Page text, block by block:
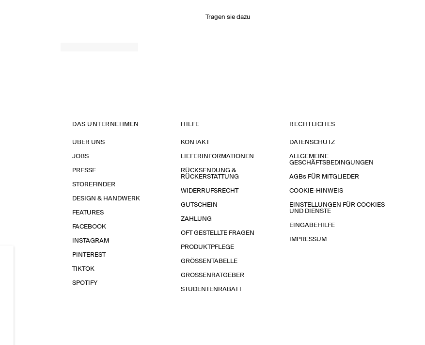
Tragen sie dazu
DAS UNTERNEHMEN
ÜBER UNS
JOBS
PRESSE
STOREFINDER
DESIGN & HANDWERK
FEATURES
FACEBOOK
INSTAGRAM
PINTEREST
TIKTOK
SPOTIFY
HILFE
KONTAKT
LIEFERINFORMATIONEN
RÜCKSENDUNG &
RÜCKERSTATTUNG
WIDERRUFSRECHT
GUTSCHEIN
ZAHLUNG
OFT GESTELLTE FRAGEN
PRODUKTPFLEGE
GRÖSSENTABELLE
GRÖSSENRATGEBER
STUDENTENRABATT
RECHTLICHES
DATENSCHUTZ
ALLGEMEINE
GESCHÄFTSBEDINGUNGEN
AGBs FÜR MITGLIEDER
COOKIE-HINWEIS
EINSTELLUNGEN FÜR COOKIES
UND DIENSTE
EINGABEHILFE
IMPRESSUM